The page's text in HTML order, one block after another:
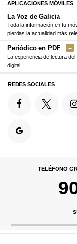
APLICACIONES MÓVILES
La Voz de Galicia
Toda la información en tu
pierdas la actualidad más
Periódico en PDF
La experiencia de lectura
digital
REDES SOCIALES
TELÉFONO